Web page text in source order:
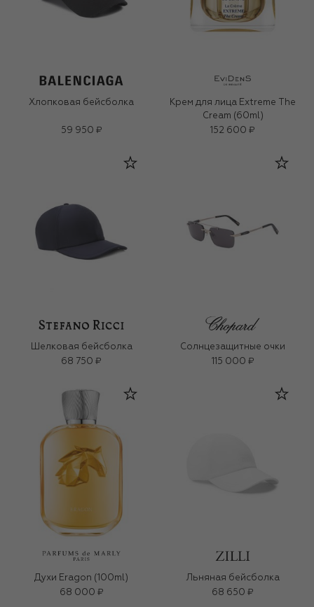
Хлопковая бейсболка
59 950 ₽
Крем для лица Extreme The
Cream (60ml)
152 600 ₽
Шелковая бейсболка
68 750 ₽
Солнцезащитные очки
115 000 ₽
Духи Eragon (100ml)
68 000 ₽
Льняная бейсболка
68 650 ₽